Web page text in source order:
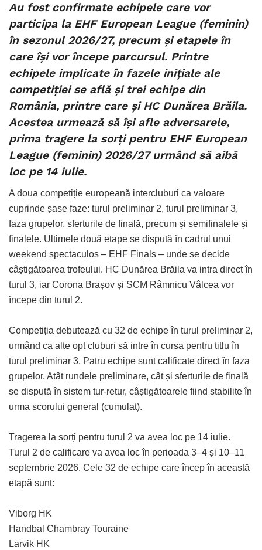
Au fost confirmate echipele care vor
participa la EHF European League (feminin)
în sezonul 2026/27, precum și etapele în
care își vor începe parcursul. Printre
echipele implicate în fazele inițiale ale
competiției se află și trei echipe din
România, printre care și HC Dunărea Brăila.
Acestea urmează să își afle adversarele,
prima tragere la sorți pentru EHF European
League (feminin) 2026/27 urmând să aibă
loc pe 14 iulie.
A doua competiție europeană intercluburi ca valoare
cuprinde șase faze: turul preliminar 2, turul preliminar 3,
faza grupelor, sferturile de finală, precum și semifinalele și
finalele. Ultimele două etape se dispută în cadrul unui
weekend spectaculos – EHF Finals – unde se decide
câștigătoarea trofeului. HC Dunărea Brăila va intra direct în
turul 3, iar Corona Brașov și SCM Râmnicu Vâlcea vor
începe din turul 2.
Competiția debutează cu 32 de echipe în turul preliminar 2,
urmând ca alte opt cluburi să intre în cursa pentru titlu în
turul preliminar 3. Patru echipe sunt calificate direct în faza
grupelor. Atât rundele preliminare, cât și sferturile de finală
se dispută în sistem tur-retur, câștigătoarele fiind stabilite în
urma scorului general (cumulat).
Tragerea la sorți pentru turul 2 va avea loc pe 14 iulie.
Turul 2 de calificare va avea loc în perioada 3–4 și 10–11
septembrie 2026. Cele 32 de echipe care încep în această
etapă sunt:
Viborg HK
Handbal Chambray Touraine
Larvik HK